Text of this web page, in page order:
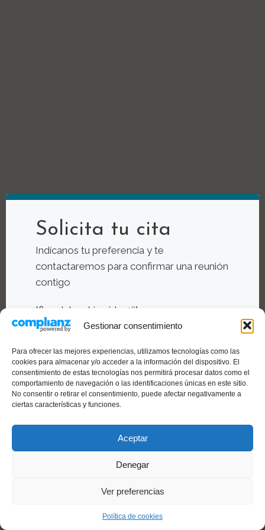
Gestionar consentimiento
Para ofrecer las mejores experiencias, utilizamos tecnologías como las
cookies para almacenar y/o acceder a la información del dispositivo. El
consentimiento de estas tecnologías nos permitirá procesar datos como el
comportamiento de navegación o las identificaciones únicas en este sitio.
No consentir o retirar el consentimiento, puede afectar negativamente a
ciertas características y funciones.
Aceptar
Denegar
Ver preferencias
Política de cookies
Solicita tu cita
Indícanos tu preferencia y te
contactaremos para confirmar una reunión
contigo
[fluent_booking id=»1″]